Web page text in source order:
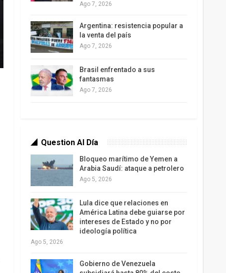
Ago 7, 2026
Argentina: resistencia popular a
la venta del país
Ago 7, 2026
Brasil enfrentado a sus
fantasmas
Ago 7, 2026
Question Al Día
Bloqueo marítimo de Yemen a
Arabia Saudí: ataque a petrolero
Ago 5, 2026
Lula dice que relaciones en
América Latina debe guiarse por
intereses de Estado y no por
ideología política
Ago 5, 2026
Gobierno de Venezuela